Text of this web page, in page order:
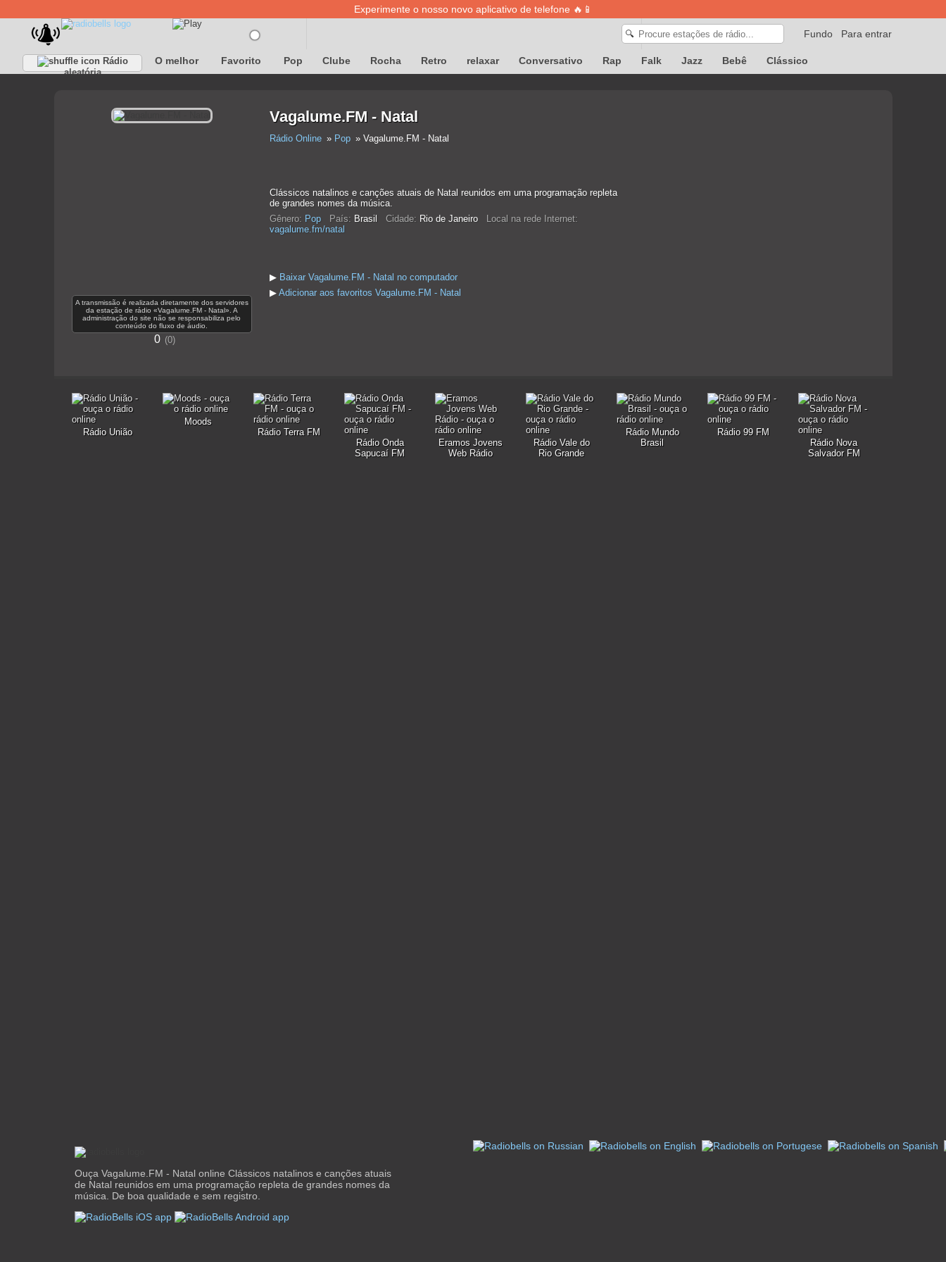
Experimente o nosso novo aplicativo de telefone 🔥📱
Para entrar
Fundo
🔍
Rádio
aleatória
O melhor Favorito Pop Clube Rocha Retro relaxar Conversativo Rap Falk Jazz Bebê Clássico
A transmissão é realizada diretamente dos servidores
da estação de rádio «Vagalume.FM - Natal». A
administração do site não se responsabiliza pelo
conteúdo do fluxo de áudio.
0 0
Vagalume.FM - Natal
Rádio Online Pop Vagalume.FM - Natal
Clássicos natalinos e canções atuais de Natal reunidos em uma programação repleta
de grandes nomes da música.
Gênero: Pop País: Brasil Cidade: Rio de Janeiro
Local na rede Internet:
vagalume.fm/natal
▶ Baixar Vagalume.FM - Natal no computador
▶ Adicionar aos favoritos Vagalume.FM - Natal
Rádio União
Moods
Rádio Terra FM
Rádio Onda
Sapucaí FM
Eramos Jovens
Web Rádio
Rádio Vale do
Rio Grande
Rádio Mundo
Brasil
Rádio 99 FM
Rádio Nova
Salvador FM
Ouça Vagalume.FM - Natal online Clássicos natalinos e canções atuais
de Natal reunidos em uma programação repleta de grandes nomes da
música. De boa qualidade e sem registro.